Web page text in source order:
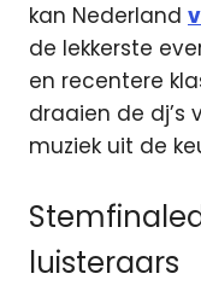
kan Nederland
de lekkerste
en recentere
draaien de dj’s
muziek uit de
luisteraars